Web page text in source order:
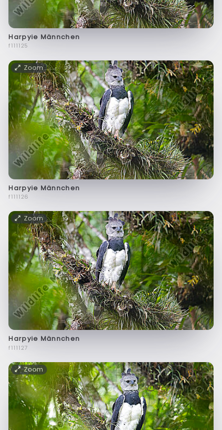
Harpyie Männchen
f111125
Zoom
Harpyie Männchen
f111126
Zoom
Harpyie Männchen
f111127
Zoom